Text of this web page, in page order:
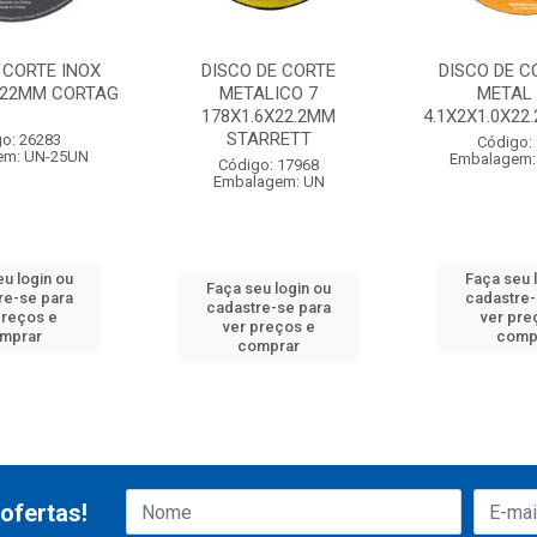
INOX
CORTAG
26283
UN-25UN
login ou
se para
e
DISCO DE CORTE
METALICO 7
178X1.6X22.2MM
STARRETT
Código: 17968
Embalagem: UN
Faça seu login ou
cadastre-se para
ver preços e
comprar
DISCO DE
METAL
Código:
Faça seu
ver